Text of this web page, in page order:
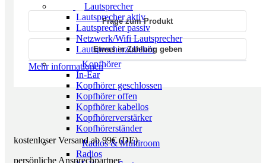
Lautsprecher
Lautsprecher aktiv
Lautsprecher passiv
Netzwerk/Wifi Lautsprecher
Lautsprecherzubehör
Kopfhörer
In-Ear
Kopfhörer geschlossen
Kopfhörer offen
Kopfhörer kabellos
Kopfhörerverstärker
Kopfhörerständer
Radios & Multiroom
Radios
Frage zum Produkt
Etwas in Zahlung geben
Mehr informationen
kostenloser Versand ab 99€ (DE)
persönliche Ansprechpartner